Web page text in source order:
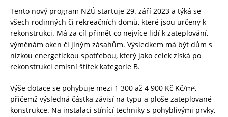
Tento nový program NZÚ startuje 29. září 2023 a týká se
všech rodinných či rekreačních domů, které jsou určeny k
rekonstrukci. Má za cíl přimět co nejvíce lidí k zateplování,
výměnám oken či jiným zásahům. Výsledkem má být dům s
nízkou energetickou spotřebou, který jako celek získá po
rekonstrukci emisní štítek kategorie B.
Výše dotace se pohybuje mezi 1 300 až 4 900 Kč Kč/m²,
přičemž výsledná částka závisí na typu a ploše zateplované
konstrukce. Na instalaci stínící techniky s pohyblivými prvky,